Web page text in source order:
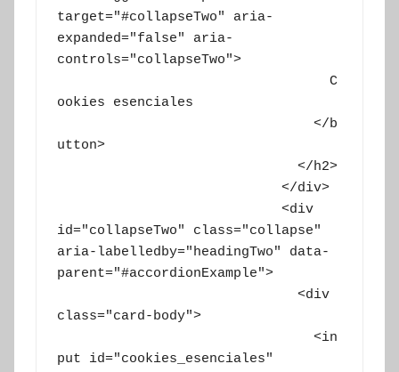
target="#collapseTwo" aria-
expanded="false" aria-
controls="collapseTwo">
ookies esenciales
utton>
id="collapseTwo" class="collapse"
aria-labelledby="headingTwo" data-
parent="#accordionExample">
class="card-body">
put id="cookies_esenciales"